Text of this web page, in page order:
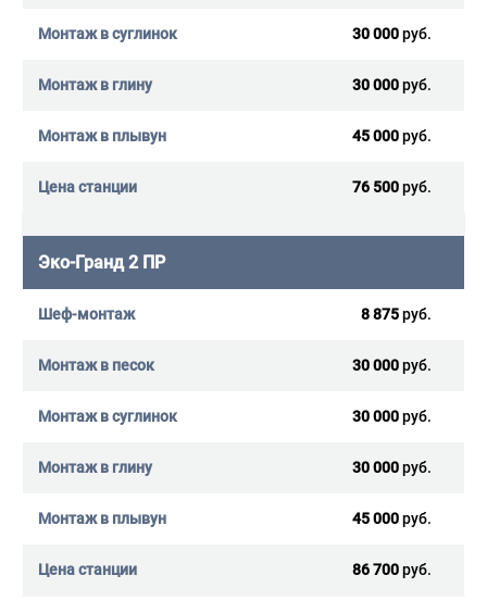
30 000руб.
30 000руб.
45 000руб.
76 500руб.
Эко-Гранд 2 ПР
8 875руб.
30 000руб.
30 000руб.
30 000руб.
45 000руб.
86 700руб.